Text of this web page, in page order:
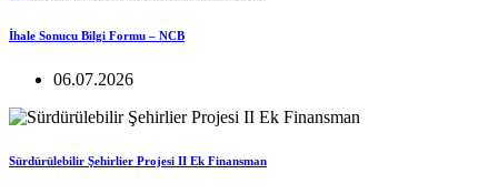
İhale Sonucu Bilgi Formu – NCB
06.07.2026
Sürdürülebilir Şehirlier Projesi II Ek Finansman